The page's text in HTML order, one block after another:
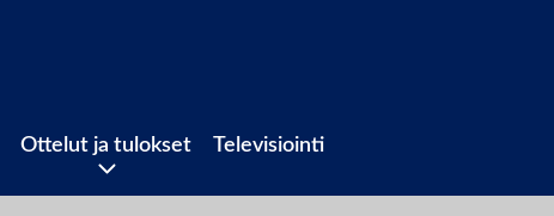
Ottelut ja tulokset Televisiointi